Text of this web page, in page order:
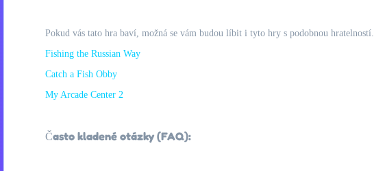
Pokud vás tato hra baví, možná se vám budou líbit i tyto hry s podobnou hratelností.
Fishing the Russian Way
Catch a Fish Obby
My Arcade Center 2
Často kladené otázky (FAQ):